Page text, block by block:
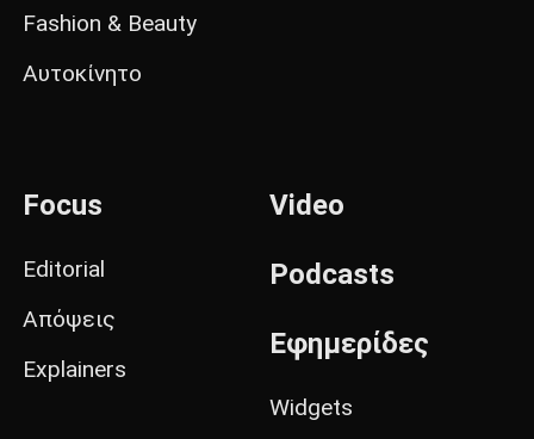
Fashion & Beauty
Αυτοκίνητο
Focus
Editorial
Απόψεις
Explainers
Video
Podcasts
Εφημερίδες
Widgets